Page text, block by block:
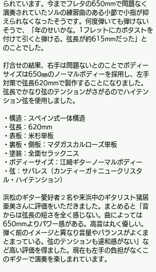
られています。今までフレタの650mmで問題なく
演奏されていたソルの練習曲のある小節で小指が抑
えられなくなったそうです。何度弾いても弾けない
そうで、「年のせいかな。1フレットにカポタストを
付けて引くと弾ける。弦長が約615mmだった」と
のことでした。
打合せの結果、右手は問題ないとのことでボディー
サイズは650㎜のノーマルボディーを採用し、左手
対策で弦長620mmで製作することになりました。
弦長でかなり弦のテンションがさがるのでハイテン
ション弦を使用しました。
・構造：スペイン式一体構造
・弦長：620mm
・表板：米杉単板
・裏板・側板：マダガスカルローズ単板
・塗装：全面セラックニス
・ボディーサイズ：江崎ギターノーマルボディー
・弦：サバレス（カンティーガ＋ニュークリスタ
ル・ハイテンション）
浜松のギター愛好者２名や来浜中のギタリスト猪居
亜美さんに評価をいただきました。まとめると「音
からは弦長の短さを全く感じない。曲によっては
650mmよりパワー感がある。高音は丸く優しい。
弾く前のイメージと異なり音量やバランスがよくま
とまっている。弦のテンションも違和感がない」な
ど高い評価を得ました。現在も左手の負担がなくこ
のギターで演奏を楽しまれています。